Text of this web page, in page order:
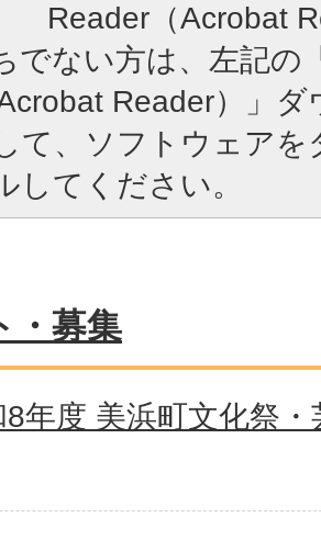
Reader（Acrobat
でない方は、左記の
Reader）」
て、ソフトウェア
してください。
・募集
8年度 美浜町文化祭